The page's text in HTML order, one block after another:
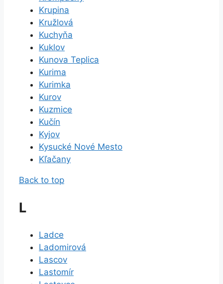
Krupina
Kružlová
Kuchyňa
Kuklov
Kunova Teplica
Kurima
Kurimka
Kurov
Kuzmice
Kučín
Kyjov
Kysucké Nové Mesto
Kľačany
Back to top
L
Ladce
Ladomirová
Lascov
Lastomír